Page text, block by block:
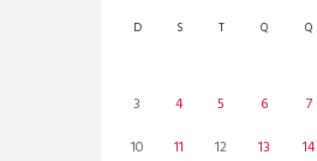
D S T Q Q
3
4 5 6 7
10
11 12 13 14